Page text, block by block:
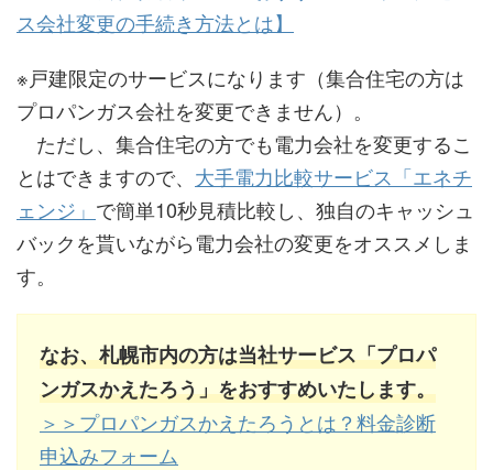
ス会社変更の手続き方法とは】
※戸建限定のサービスになります（集合住宅の方は
プロパンガス会社を変更できません）。
ただし、集合住宅の方でも電力会社を変更するこ
とはできますので、 大手電力比較サービス「エネチ
ェンジ」 で簡単10秒見積比較し、独自のキャッシュ
バックを貰いながら電力会社の変更をオススメしま
す。
なお、札幌市内の方は当社サービス「プロパ
ンガスかえたろう」をおすすめいたします。
＞＞プロパンガスかえたろうとは？料金診断
申込みフォーム